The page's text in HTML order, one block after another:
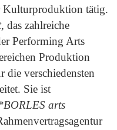
Kulturproduktion tätig.
, das zahlreiche
Performing Arts
Produktion
verschiedensten
Sie ist
arts